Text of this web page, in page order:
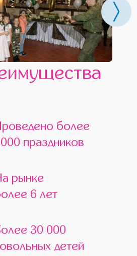
более
праздников
рынке
6 лет
30 000
детей